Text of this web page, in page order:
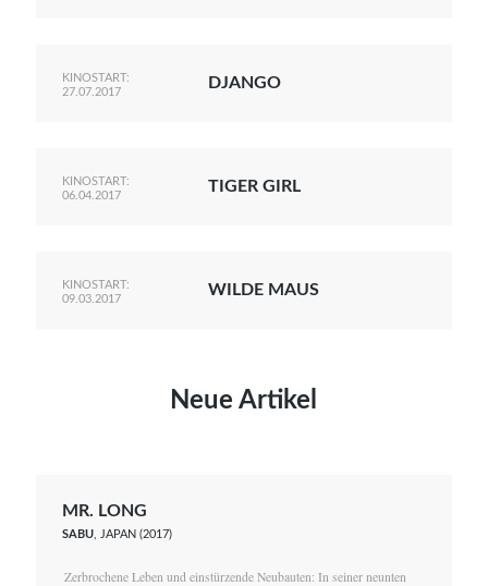
KINOSTART:
27.07.2017
DJANGO
KINOSTART:
06.04.2017
TIGER GIRL
KINOSTART:
09.03.2017
WILDE MAUS
Neue Artikel
MR. LONG
SABU, JAPAN (2017)
Zerbrochene Leben und einstürzende Neubauten: In seiner neunten